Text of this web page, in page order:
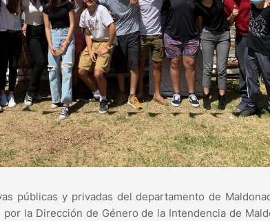
públicas y privadas del departamento de
la Dirección de Género de la Intendencia de